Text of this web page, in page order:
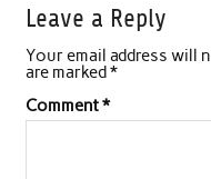
Leave a Reply
Your email address will
are marked*
Comment*